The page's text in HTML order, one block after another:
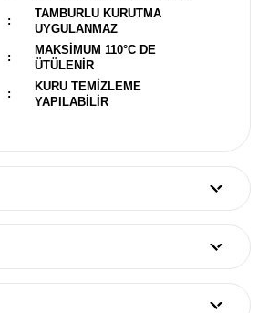
:
TAMBURLU KURUTMA
UYGULANMAZ
:
MAKSİMUM 110°C DE
ÜTÜLENİR
:
KURU TEMİZLEME
YAPILABİLİR